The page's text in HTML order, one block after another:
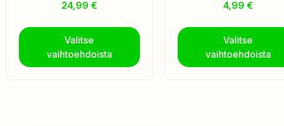
24,99 €
Valitse
vaihtoehdoista
4,99 €
Valitse
vaihtoehdoista